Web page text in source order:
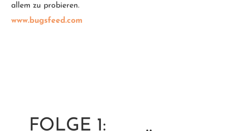
allem zu probieren.
www.bugsfeed.com
FOLGE 1: